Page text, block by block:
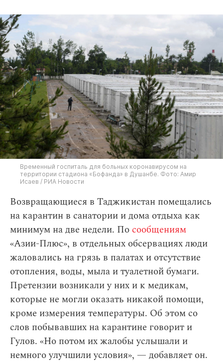
Временный госпиталь для больных коронавирусом на
территории стадиона «Бофанда» в Душанбе. Фото: Амир
Исаев / РИА Новости
Возвращающиеся в Таджикистан помещались
на карантин в санатории и дома отдыха как
минимум на две недели. По сообщениям
«Азии-Плюс», в отдельных обсервациях люди
жаловались на грязь в палатах и отсутствие
отопления, воды, мыла и туалетной бумаги.
Претензии возникали у них и к медикам,
которые не могли оказать никакой помощи,
кроме измерения температуры. Об этом со
слов побывавших на карантине говорит и
Гулов. «Но потом их жалобы услышали и
немного улучшили условия», — добавляет он.